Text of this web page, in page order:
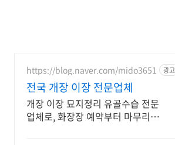
https://blog.naver.com/mido3651 광고
전국 개장 이장 전문업체
개장 이장 묘지정리 유골수습 전문
업체로, 화장장 예약부터 마무리까